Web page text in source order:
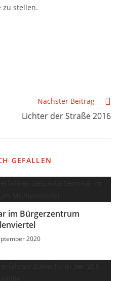
zu stellen.
Nächster Beitrag
Lichter der Straße 2016
GEFALLEN
im Bürgerzentrum
2020